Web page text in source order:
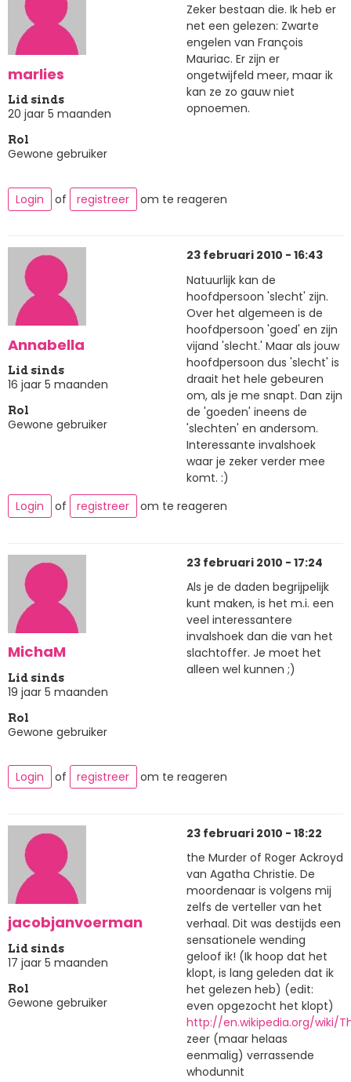
marlies
Lid sinds
20 jaar 5 maanden
Rol
Gewone gebruiker
Zeker bestaan die. Ik heb er
net een gelezen: Zwarte
engelen van François
Mauriac. Er zijn er
ongetwijfeld meer, maar ik
kan ze zo gauw niet
opnoemen.
Login of registreer om te reageren
Annabella
Lid sinds
16 jaar 5 maanden
Rol
Gewone gebruiker
23 februari 2010 - 16:43
Natuurlijk kan de
hoofdpersoon 'slecht' zijn.
Over het algemeen is de
hoofdpersoon 'goed' en zijn
vijand 'slecht.' Maar als jouw
hoofdpersoon dus 'slecht' is
draait het hele gebeuren
om, als je me snapt. Dan zijn
de 'goeden' ineens de
'slechten' en andersom.
Interessante invalshoek
waar je zeker verder mee
komt. :)
Login
of registreer om te reageren
MichaM
Lid sinds
19 jaar 5 maanden
Rol
Gewone gebruiker
23 februari 2010 - 17:24
Als je de daden begrijpelijk
kunt maken, is het m.i. een
veel interessantere
invalshoek dan die van het
slachtoffer. Je moet het
alleen wel kunnen ;)
Login of registreer om te reageren
jacobjanvoerman
Lid sinds
17 jaar 5 maanden
Rol
Gewone gebruiker
23 februari 2010 - 18:22
the Murder of Roger Ackroyd
van Agatha Christie. De
moordenaar is volgens mij
zelfs de verteller van het
verhaal. Dit was destijds een
sensationele wending
geloof ik! (Ik hoop dat het
klopt, is lang geleden dat ik
het gelezen heb) (edit:
even opgezocht het klopt)
http://en.wikipedia.org/wiki/
zeer (maar helaas
eenmalig) verrassende
whodunnit